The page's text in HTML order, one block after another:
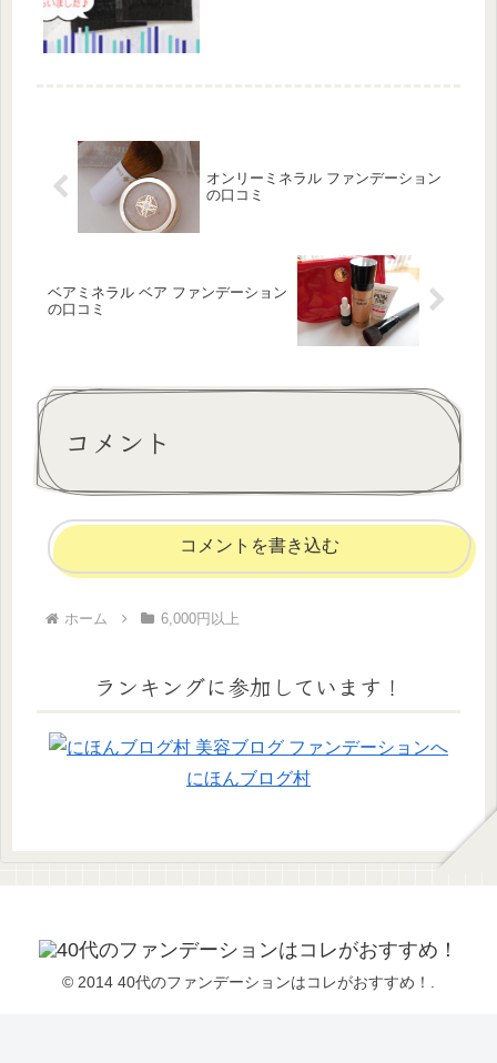
オンリーミネラル ファンデーション
の口コミ
ベアミネラル ベア ファンデーション
の口コミ
コメント
コメントを書き込む
ホーム 6,000円以上
ランキングに参加しています！
にほんブログ村
© 2014 40代のファンデーションはコレがおすすめ！.